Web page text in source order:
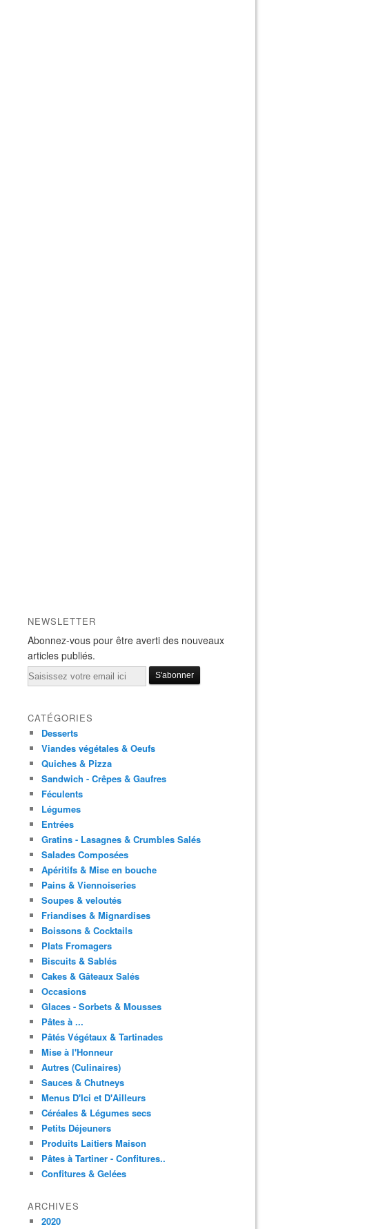
NEWSLETTER
Abonnez-vous pour être averti des nouveaux
articles publiés.
Email
CATÉGORIES
Desserts
Viandes végétales & Oeufs
Quiches & Pizza
Sandwich - Crêpes & Gaufres
Féculents
Légumes
Entrées
Gratins - Lasagnes & Crumbles Salés
Salades Composées
Apéritifs & Mise en bouche
Pains & Viennoiseries
Soupes & veloutés
Friandises & Mignardises
Boissons & Cocktails
Plats Fromagers
Biscuits & Sablés
Cakes & Gâteaux Salés
Occasions
Glaces - Sorbets & Mousses
Pâtes à ...
Pâtés Végétaux & Tartinades
Mise à l'Honneur
Autres (Culinaires)
Sauces & Chutneys
Menus D'Ici et D'Ailleurs
Céréales & Légumes secs
Petits Déjeuners
Produits Laitiers Maison
Pâtes à Tartiner - Confitures..
Confitures & Gelées
ARCHIVES
2020